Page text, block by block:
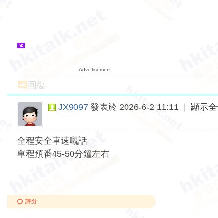
Advertisement
回復
JX9097 發表於 2026-6-2 11:11 顯示
全程安全車速嘅話
單程預番45-50分鐘左右
評分